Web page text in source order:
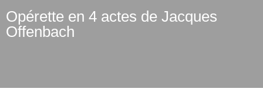
Opérette en 4 actes de Jacques
Offenbach